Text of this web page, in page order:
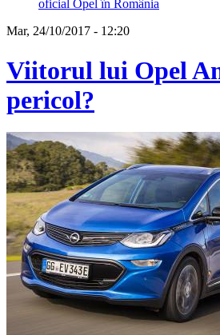
oficial Opel în România
Mar, 24/10/2017 - 12:20
Viitorul lui Opel
pericol?